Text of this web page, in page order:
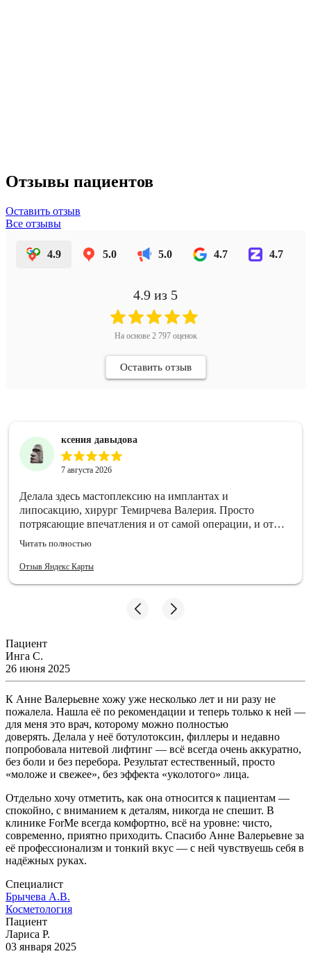
Отзывы пациентов
Оставить отзыв
Все отзывы
4.9 5.0 5.0 4.7 4.7
4.9 из 5
На основе 2 797оценок
Оставить отзыв
ксения давыдова
7 августа 2026
Делала здесь мастоплексию на имплантах и
липосакцию, хирург Темирчева Валерия. Просто
потрясающие впечатления и от самой операции, и от
стационара. Отношение отличное, все очень вежливые,
либо видела. 24/7 уход, вкусная еда, чуткость от мед
Читать полностью
Отзыв Яндекс Карты
Пациент
Инга С.
26 июня 2025
К Анне Валерьевне хожу уже несколько лет и ни разу не
пожалела. Нашла её по рекомендации и теперь только к ней —
для меня это врач, которому можно полностью
доверять. Делала у неё ботулотоксин, филлеры и недавно
попробовала нитевой лифтинг — всё всегда очень аккуратно,
без боли и без перебора. Результат естественный, просто
«моложе и свежее», без эффекта «уколотого» лица.
Отдельно хочу отметить, как она относится к пациентам —
спокойно, с вниманием к деталям, никогда не спешит. В
клинике ForMe всегда комфортно, всё на уровне: чисто,
современно, приятно приходить. Спасибо Анне Валерьевне за
её профессионализм и тонкий вкус — с ней чувствуешь себя в
надёжных руках.
Специалист
Брычева А.В.
Косметология
Пациент
Лариса Р.
03 января 2025